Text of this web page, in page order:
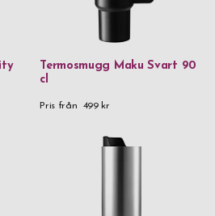
Termosmugg Maku Svart 90
cl
Pris från 499 kr